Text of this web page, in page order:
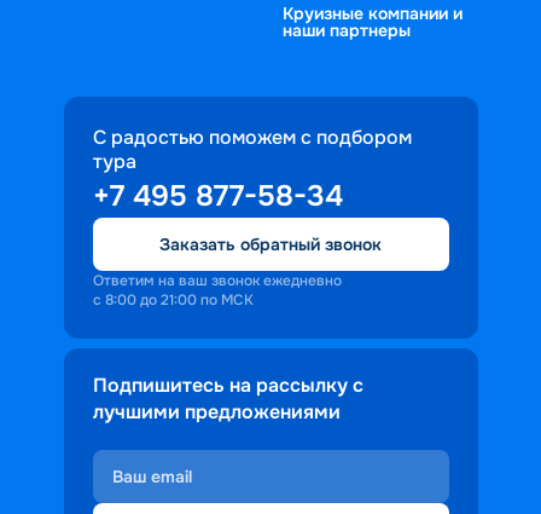
Круизные компании и
наши партнеры
С радостью поможем с подбором
тура
+7 495 877-58-34
Заказать обратный звонок
Ответим на ваш звонок ежедневно
с 8:00 до 21:00 по МСК
Подпишитесь на рассылку с
лучшими предложениями